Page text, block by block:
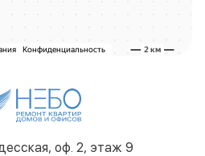
оф. 2, этаж 9